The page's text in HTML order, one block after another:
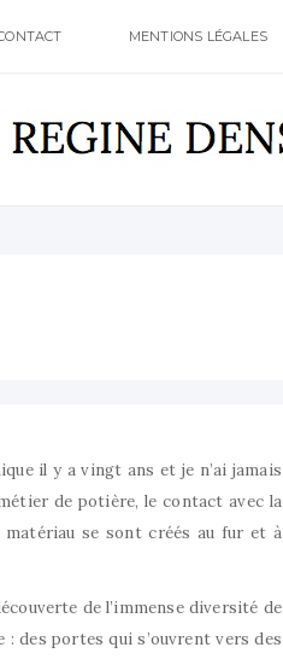
MENTIONS LÉGALES
il y a vingt ans et je n’ai jamais
de potière, le contact avec la
se sont créés au fur et à
de l’immense diversité de
des portes qui s’ouvrent vers des